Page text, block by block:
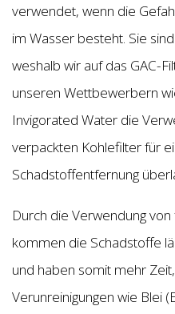
verwendet, wenn die
im Wasser besteht. Sie
weshalb wir auf das GAC-
unseren Wettbewerbern
Invigorated Water die
verpackten Kohlefilter für
Schadstoffentfernung
Durch die Verwendung
kommen die Schadstoffe
und haben somit mehr
Verunreinigungen wie Blei